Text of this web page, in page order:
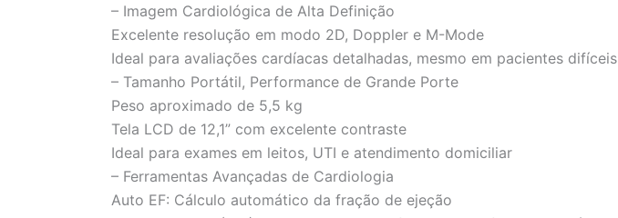
– Imagem Cardiológica de Alta Definição
Excelente resolução em modo 2D, Doppler e M-Mode
Ideal para avaliações cardíacas detalhadas, mesmo em pacientes difíceis
– Tamanho Portátil, Performance de Grande Porte
Peso aproximado de 5,5 kg
Tela LCD de 12,1” com excelente contraste
Ideal para exames em leitos, UTI e atendimento domiciliar
– Ferramentas Avançadas de Cardiologia
Auto EF: Cálculo automático da fração de ejeção